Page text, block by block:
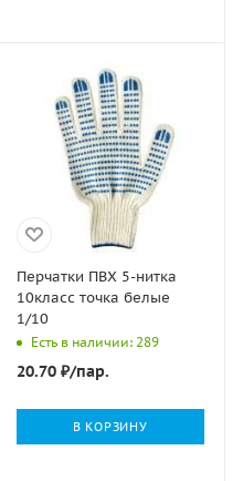
Перчатки ПВХ 5-нитка
10класс точка белые
1/10
Есть в наличии: 289
20.70₽/пар.
В КОРЗИНУ